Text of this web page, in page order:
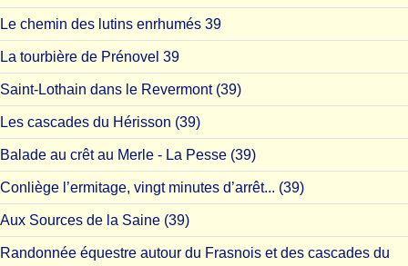
Le chemin des lutins enrhumés 39
La tourbière de Prénovel 39
Saint-Lothain dans le Revermont (39)
Les cascades du Hérisson (39)
Balade au crêt au Merle - La Pesse (39)
Conliège l’ermitage, vingt minutes d’arrêt... (39)
Aux Sources de la Saine (39)
Randonnée équestre autour du Frasnois et des cascades du